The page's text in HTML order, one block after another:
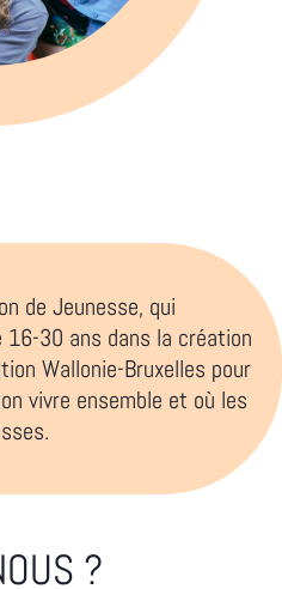
de Jeunesse, qui
16-30 ans dans la création
Wallonie-Bruxelles pour
vivre ensemble et où les
?